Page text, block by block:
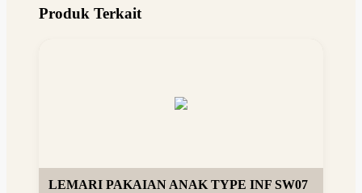
Produk Terkait
LEMARI PAKAIAN ANAK TYPE INF SW07